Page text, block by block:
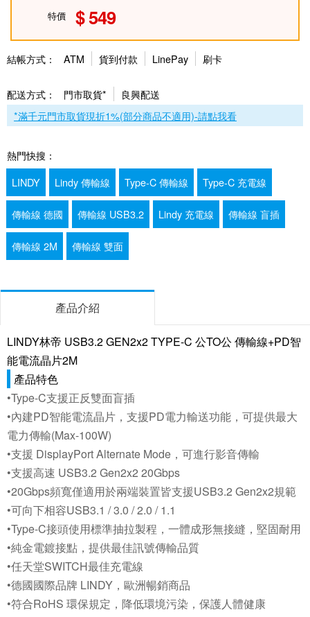
特價 549
結帳方式： ATM 貨到付款 LinePay 刷卡
配送方式： 門市取貨*
良興配送
*滿千元門市取貨現折1%(部分商品不適用)-請點我看
熱門快搜：
LINDY
Lindy 傳輸線 Type-C 傳輸線 Type-C 充電線
傳輸線 德國 傳輸線 USB3.2 Lindy 充電線 傳輸線 盲插
傳輸線 2M 傳輸線 雙面
產品介紹
LINDY林帝 USB3.2 GEN2x2 TYPE-C 公TO公 傳輸線+PD智
能電流晶片2M
產品特色
•Type-C支援正反雙面盲插
•內建PD智能電流晶片，支援PD電力輸送功能，可提供最大
電力傳輸(Max-100W)
•支援 DisplayPort Alternate Mode，可進行影音傳輸
•支援高速 USB3.2 Gen2x2 20Gbps
•20Gbps頻寬僅適用於兩端裝置皆支援USB3.2 Gen2x2規範
•可向下相容USB3.1 / 3.0 / 2.0 / 1.1
•Type-C接頭使用標準抽拉製程，一體成形無接縫，堅固耐用
•純金電鍍接點，提供最佳訊號傳輸品質
•任天堂SWITCH最佳充電線
•德國國際品牌 LINDY，歐洲暢銷商品
•符合RoHS 環保規定，降低環境污染，保護人體健康